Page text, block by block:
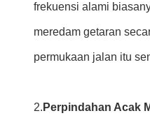
frekuensi alami
meredam getaran
permukaan jalan itu
2. Perpindahan Acak